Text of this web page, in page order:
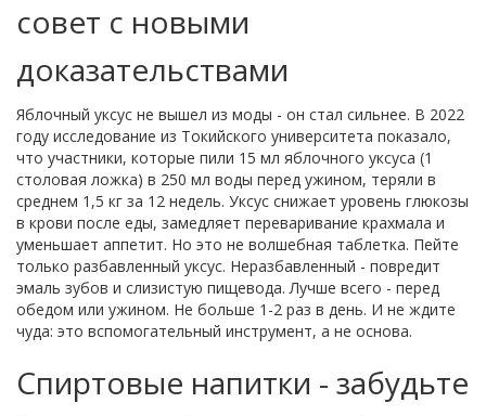
совет с новыми
доказательствами
Яблочный уксус не вышел из моды - он стал сильнее. В 2022
году исследование из Токийского университета показало,
что участники, которые пили 15 мл яблочного уксуса (1
столовая ложка) в 250 мл воды перед ужином, теряли в
среднем 1,5 кг за 12 недель. Уксус снижает уровень глюкозы
в крови после еды, замедляет переваривание крахмала и
уменьшает аппетит. Но это не волшебная таблетка. Пейте
только разбавленный уксус. Неразбавленный - повредит
эмаль зубов и слизистую пищевода. Лучше всего - перед
обедом или ужином. Не больше 1-2 раз в день. И не ждите
чуда: это вспомогательный инструмент, а не основа.
Спиртовые напитки - забудьте